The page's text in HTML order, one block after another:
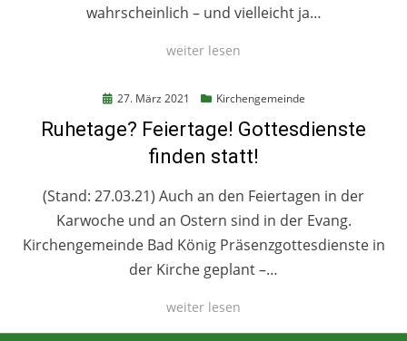
wahrscheinlich – und vielleicht ja…
weiter lesen
Posted27. März 2021 Kirchengemeinde
Ruhetage? Feiertage! Gottesdienste
finden statt!
(Stand: 27.03.21) Auch an den Feiertagen in der
Karwoche und an Ostern sind in der Evang.
Kirchengemeinde Bad König Präsenzgottesdienste in
der Kirche geplant –…
weiter lesen